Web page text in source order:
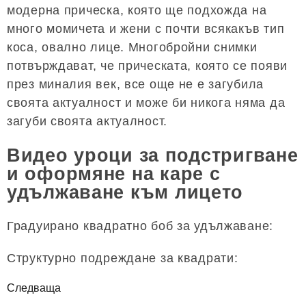
модерна прическа, която ще подхожда на
много момичета и жени с почти всякакъв тип
коса, овално лице. Многобройни снимки
потвърждават, че прическата, която се появи
през миналия век, все още не е загубила
своята актуалност и може би никога няма да
загуби своята актуалност.
Видео уроци за подстригване
и оформяне на каре с
удължаване към лицето
Градуирано квадратно боб за удължаване:
Структурно подреждане за квадрати:
Следваща